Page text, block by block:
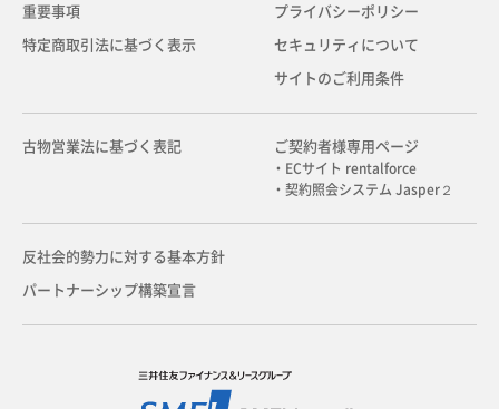
重要事項
特定商取引法に基づく表示
プライバシーポリシー
セキュリティについて
サイトのご利用条件
古物営業法に基づく表記 ご契約者様専用ページ
・ECサイト rentalforce
・契約照会システム Jasper２
反社会的勢力に対する基本方針
パートナーシップ構築宣言